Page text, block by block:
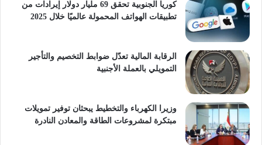
كوريا الجنوبية تحقق 69 مليار دولار إيرادات من
تطبيقات الهواتف المحمولة عالميًا خلال 2025
الرقابة المالية تعدّل ضوابط التخصيم والتأجير
التمويلي بالعملة الأجنبية
وزيرا الكهرباء والتخطيط يبحثان توفير تمويلات
مبتكرة لمشروعات الطاقة والمعادن النادرة